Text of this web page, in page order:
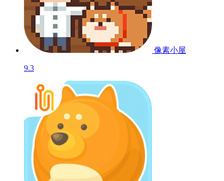
像素小屋
9.3